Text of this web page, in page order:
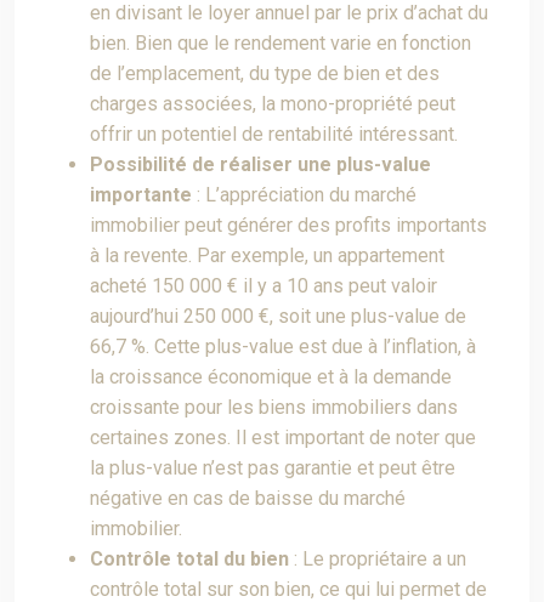
en divisant le loyer annuel par le prix d’achat du
bien. Bien que le rendement varie en fonction
de l’emplacement, du type de bien et des
charges associées, la mono-propriété peut
offrir un potentiel de rentabilité intéressant.
Possibilité de réaliser une plus-value
importante : L’appréciation du marché
immobilier peut générer des profits importants
à la revente. Par exemple, un appartement
acheté 150 000 € il y a 10 ans peut valoir
aujourd’hui 250 000 €, soit une plus-value de
66,7 %. Cette plus-value est due à l’inflation, à
la croissance économique et à la demande
croissante pour les biens immobiliers dans
certaines zones. Il est important de noter que
la plus-value n’est pas garantie et peut être
négative en cas de baisse du marché
immobilier.
Contrôle total du bien : Le propriétaire a un
contrôle total sur son bien, ce qui lui permet de